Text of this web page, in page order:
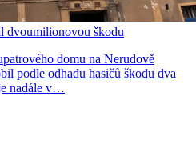
dvoumilionovou škodu
domu na Nerudově
podle odhadu hasičů škodu dva
nadále v…